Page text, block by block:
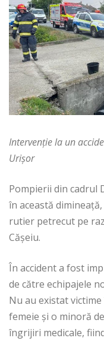
Intervenție la un
Urișor
Pompierii din cadrul
în această
rutier petrecut pe
Cășeiu.
În accident a fost
de către echipajele
Nu au existat
femeie și o minoră
îngrijiri medicale,